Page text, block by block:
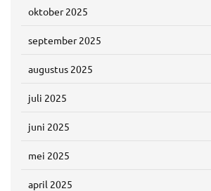
oktober 2025
september 2025
augustus 2025
juli 2025
juni 2025
mei 2025
april 2025